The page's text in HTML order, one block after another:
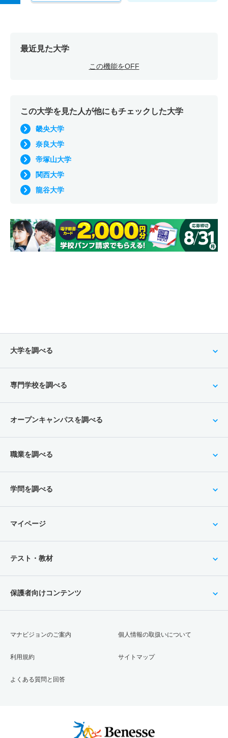
最近見た大学
この機能をOFF
この大学を見た人が他にもチェックした大学
畿央大学
奈良大学
帝塚山大学
関西大学
龍谷大学
大学を調べる
専門学校を調べる
オープンキャンパスを調べる
職業を調べる
学問を調べる
マイページ
テスト・教材
保護者向けコンテンツ
マナビジョンのご案内
利用規約
よくある質問と回答
個人情報の取扱いについて
サイトマップ